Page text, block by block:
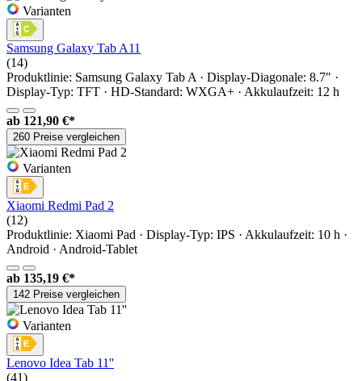
Varianten
Samsung Galaxy Tab A11
(14)
Produktlinie: Samsung Galaxy Tab A · Display-Diagonale: 8.7" ·
Display-Typ: TFT · HD-Standard: WXGA+ · Akkulaufzeit: 12 h
ab 121,90 €*
260 Preise vergleichen
Varianten
Xiaomi Redmi Pad 2
(12)
Produktlinie: Xiaomi Pad · Display-Typ: IPS · Akkulaufzeit: 10 h ·
Android · Android-Tablet
ab 135,19 €*
142 Preise vergleichen
Varianten
Lenovo Idea Tab 11''
(41)